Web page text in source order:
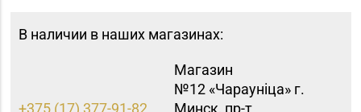
В наличии в наших магазинах:
+375 (17) 377-91-82
Магазин
№12 «Чараунiца» г.
Минск, пр-т